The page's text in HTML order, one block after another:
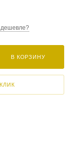
В КОРЗИНУ